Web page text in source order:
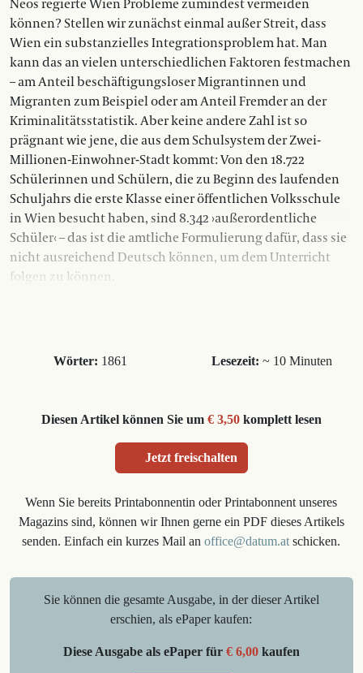
Neos regierte Wien Probleme zumindest vermeiden
können? Stellen wir zunächst einmal außer Streit, dass
Wien ein substanzielles Integrationsproblem hat. Man
kann das an vielen unterschiedlichen Faktoren festmachen
– am Anteil beschäftigungsloser Migrantinnen und
Migranten zum Beispiel oder am Anteil Fremder an der
Kriminalitätsstatistik. Aber keine andere Zahl ist so
prägnant wie jene, die aus dem Schulsystem der Zwei-
Millionen-Einwohner-Stadt kommt: Von den 18.722
Schülerinnen und Schülern, die zu Beginn des laufenden
Schuljahrs die erste Klasse einer öffentlichen Volksschule
in Wien besucht haben, sind 8.342 ›außerordentliche
Schüler‹ – das ist die amtliche Formulierung dafür, dass sie
nicht ausreichend Deutsch können, um dem Unterricht
folgen zu können.
Wörter: 1861 Lesezeit: ~ 10 Minuten
Diesen Artikel können Sie um € 3,50komplett lesen
Jetzt freischalten
Wenn Sie bereits Printabonnentin oder Printabonnent unseres
Magazins sind, können wir Ihnen gerne ein PDF dieses Artikels
senden. Einfach ein kurzes Mail anoffice@datum.at schicken.
Sie können die gesamte Ausgabe, in der dieser Artikel
erschien, als ePaper kaufen:
Diese Ausgabe als ePaper für € 6,00kaufen